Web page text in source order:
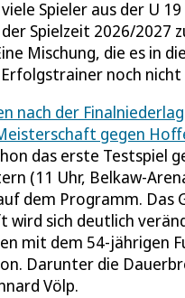
Spieler aus der U 19
Spielzeit 2026/2027
Mischung, die es in
noch nicht
nach der
gegen
das erste Testspiel
(11 Uhr, Belkaw-
dem Programm. Das
wird sich deutlich
mit dem 54-jährigen
Darunter die
Völp.